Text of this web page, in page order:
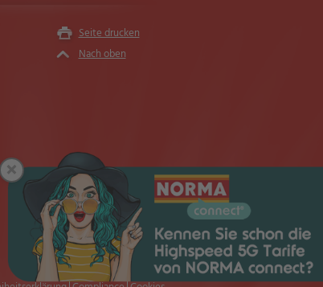
×
Seite drucken
Nach oben